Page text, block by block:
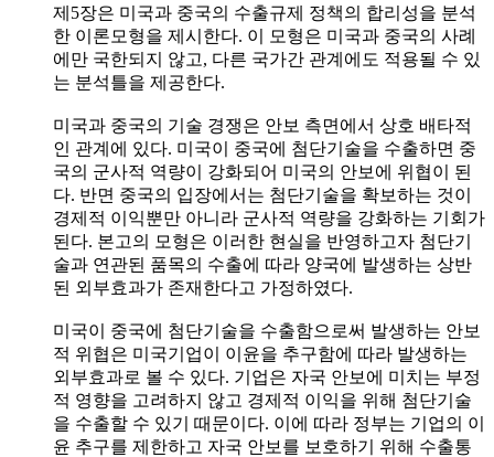
제5장은 미국과 중국의 수출규제 정책의 합리성을 분석
한 이론모형을 제시한다. 이 모형은 미국과 중국의 사례
에만 국한되지 않고, 다른 국가간 관계에도 적용될 수 있
는 분석틀을 제공한다.
미국과 중국의 기술 경쟁은 안보 측면에서 상호 배타적
인 관계에 있다. 미국이 중국에 첨단기술을 수출하면 중
국의 군사적 역량이 강화되어 미국의 안보에 위협이 된
다. 반면 중국의 입장에서는 첨단기술을 확보하는 것이
경제적 이익뿐만 아니라 군사적 역량을 강화하는 기회가
된다. 본고의 모형은 이러한 현실을 반영하고자 첨단기
술과 연관된 품목의 수출에 따라 양국에 발생하는 상반
된 외부효과가 존재한다고 가정하였다.
미국이 중국에 첨단기술을 수출함으로써 발생하는 안보
적 위협은 미국기업이 이윤을 추구함에 따라 발생하는
외부효과로 볼 수 있다. 기업은 자국 안보에 미치는 부정
적 영향을 고려하지 않고 경제적 이익을 위해 첨단기술
을 수출할 수 있기 때문이다. 이에 따라 정부는 기업의 이
윤 추구를 제한하고 자국 안보를 보호하기 위해 수출통